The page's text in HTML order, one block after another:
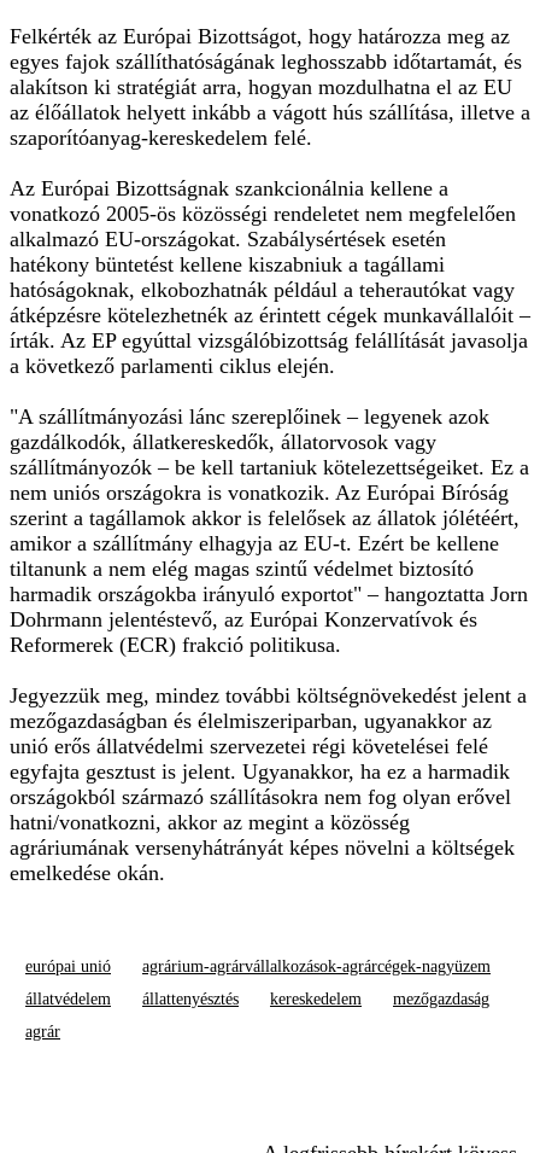
Felkérték az Európai Bizottságot, hogy határozza meg az
egyes fajok szállíthatóságának leghosszabb időtartamát, és
alakítson ki stratégiát arra, hogyan mozdulhatna el az EU
az élőállatok helyett inkább a vágott hús szállítása, illetve a
szaporítóanyag-kereskedelem felé.
Az Európai Bizottságnak szankcionálnia kellene a
vonatkozó 2005-ös közösségi rendeletet nem megfelelően
alkalmazó EU-országokat. Szabálysértések esetén
hatékony büntetést kellene kiszabniuk a tagállami
hatóságoknak, elkobozhatnák például a teherautókat vagy
átképzésre kötelezhetnék az érintett cégek munkavállalóit –
írták. Az EP egyúttal vizsgálóbizottság felállítását javasolja
a következő parlamenti ciklus elején.
"A szállítmányozási lánc szereplőinek – legyenek azok
gazdálkodók, állatkereskedők, állatorvosok vagy
szállítmányozók – be kell tartaniuk kötelezettségeiket. Ez a
nem uniós országokra is vonatkozik. Az Európai Bíróság
szerint a tagállamok akkor is felelősek az állatok jólétéért,
amikor a szállítmány elhagyja az EU-t. Ezért be kellene
tiltanunk a nem elég magas szintű védelmet biztosító
harmadik országokba irányuló exportot" – hangoztatta Jorn
Dohrmann jelentéstevő, az Európai Konzervatívok és
Reformerek (ECR) frakció politikusa.
Jegyezzük meg, mindez további költségnövekedést jelent a
mezőgazdaságban és élelmiszeriparban, ugyanakkor az
unió erős állatvédelmi szervezetei régi követelései felé
egyfajta gesztust is jelent. Ugyanakkor, ha ez a harmadik
országokból származó szállításokra nem fog olyan erővel
hatni/vonatkozni, akkor az megint a közösség
agráriumának versenyhátrányát képes növelni a költségek
emelkedése okán.
európai unió
agrárium-agrárvállalkozások-agrárcégek-nagyüzem
állatvédelem
állattenyésztés kereskedelem
mezőgazdaság
agrár